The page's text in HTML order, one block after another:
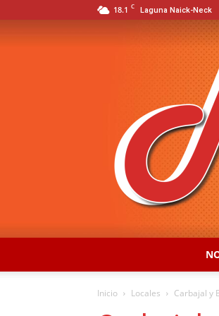
18.1 C Laguna Naick-Neck
Inicio Locales Carbajal y